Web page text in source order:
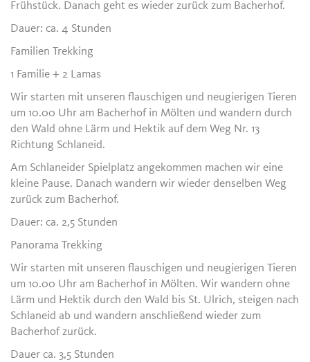
Frühstück. Danach geht es wieder zurück zum Bacherhof.
Dauer: ca. 4 Stunden
Familien Trekking
1 Familie + 2 Lamas
Wir starten mit unseren flauschigen und neugierigen Tieren
um 10.00 Uhr am Bacherhof in Mölten und wandern durch
den Wald ohne Lärm und Hektik auf dem Weg Nr. 13
Richtung Schlaneid.
Am Schlaneider Spielplatz angekommen machen wir eine
kleine Pause. Danach wandern wir wieder denselben Weg
zurück zum Bacherhof.
Dauer: ca. 2,5 Stunden
Panorama Trekking
Wir starten mit unseren flauschigen und neugierigen Tieren
um 10.00 Uhr am Bacherhof in Mölten. Wir wandern ohne
Lärm und Hektik durch den Wald bis St. Ulrich, steigen nach
Schlaneid ab und wandern anschließend wieder zum
Bacherhof zurück.
Dauer ca. 3,5 Stunden